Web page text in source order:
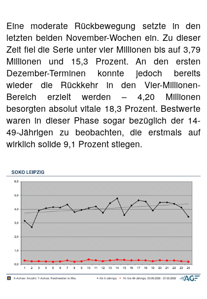
Eine moderate Rückbewegung setzte in den
letzten beiden November-Wochen ein. Zu dieser
Zeit fiel die Serie unter vier Millionen bis auf 3,79
Millionen und 15,3 Prozent. An den ersten
Dezember-Terminen konnte jedoch bereits
wieder die Rückkehr in den Vier-Millionen-
Bereich erzielt werden – 4,20 Millionen
besorgten absolut vitale 18,3 Prozent. Bestwerte
waren in dieser Phase sogar bezüglich der 14-
49-Jährigen zu beobachten, die erstmals auf
wirklich solide 9,1 Prozent stiegen.